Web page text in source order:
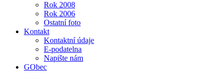
Rok 2008
Rok 2006
Ostatní foto
Kontakt
Kontaktní údaje
E-podatelna
Napište nám
GObec